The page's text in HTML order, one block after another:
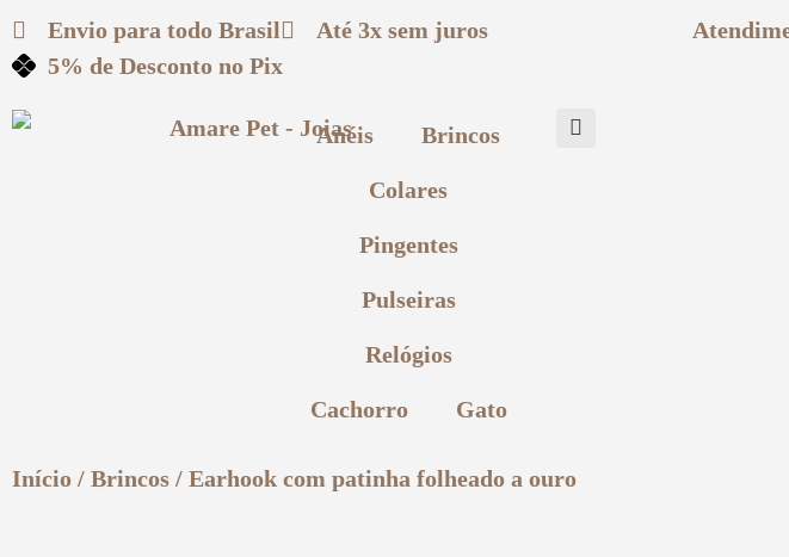
Envio para todo Brasil Até 3x sem juros
5% de Desconto no Pix
Anéis Brincos
Colares
Pingentes
Pulseiras
Relógios
Cachorro Gato
Início / Brincos / Earhook com patinha folheado a ouro